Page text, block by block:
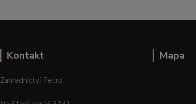
Kontakt
Zahradnictví Petro
Mapa